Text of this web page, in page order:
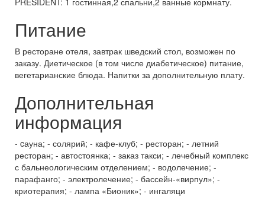
Питание
В ресторане отеля, завтрак шведский стол, возможен по
заказу. Диетическое (в том числе диабетическое) питание,
вегетарианские блюда. Напитки за дополнительную плату.
Дополнительная
информация
- cауна; - солярий; - кафе-клуб; - ресторан; - летний
ресторан; - автостоянка; - заказ такси; - лечебный комплекс
с бальнеологическим отделением; - водолечение; -
парафанго; - электролечение; - бассейн-«вирпул»; -
криотерапия; - лампа «Бионик»; - ингаляци